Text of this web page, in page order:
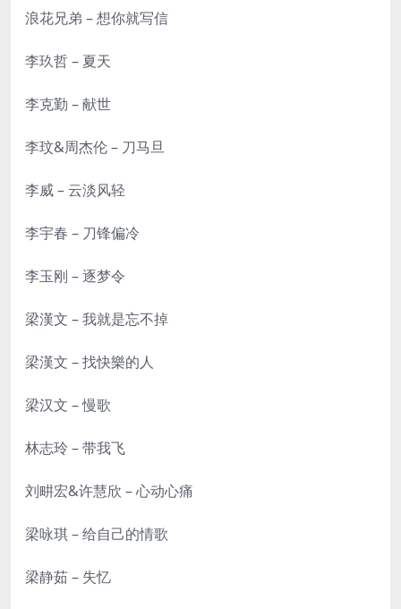
浪花兄弟 – 想你就写信
李玖哲 – 夏天
李克勤 – 献世
李玟&周杰伦 – 刀马旦
李威 – 云淡风轻
李宇春 – 刀锋偏冷
李玉刚 – 逐梦令
梁漢文 – 我就是忘不掉
梁漢文 – 找快樂的人
梁汉文 – 慢歌
林志玲 – 带我飞
刘畊宏&许慧欣 – 心动心痛
梁咏琪 – 给自己的情歌
梁静茹 – 失忆